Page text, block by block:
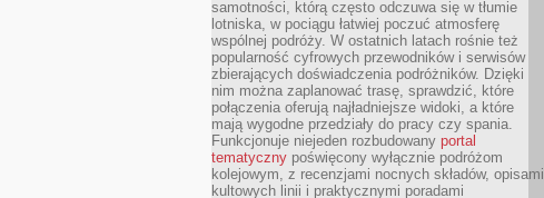
samotności, którą często odczuwa się w tłumie
lotniska, w pociągu łatwiej poczuć atmosferę
wspólnej podróży. W ostatnich latach rośnie też
popularność cyfrowych przewodników i serwisów
zbierających doświadczenia podróżników. Dzięki
nim można zaplanować trasę, sprawdzić, które
połączenia oferują najładniejsze widoki, a które
mają wygodne przedziały do pracy czy spania.
Funkcjonuje niejeden rozbudowany portal
tematyczny poświęcony wyłącznie podróżom
kolejowym, z recenzjami nocnych składów, opisami
kultowych linii i praktycznymi poradami